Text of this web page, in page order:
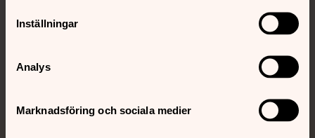
Inställningar
Analys
Marknadsföring och sociala medier